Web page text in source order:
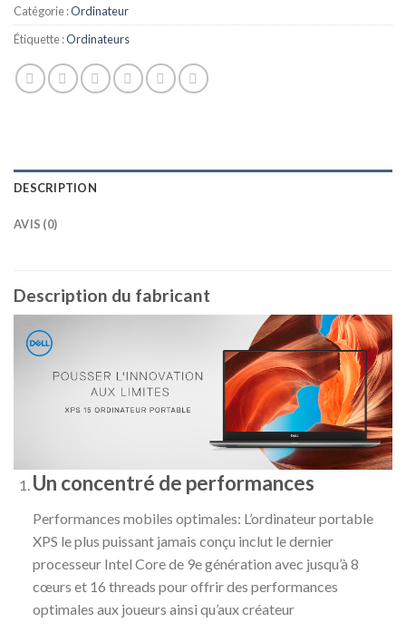
Catégorie :Ordinateur
Étiquette :Ordinateurs
DESCRIPTION
AVIS (0)
Description du fabricant
Un concentré de performances
Performances mobiles optimales: L’ordinateur portable
XPS le plus puissant jamais conçu inclut le dernier
processeur Intel Core de 9e génération avec jusqu’à 8
cœurs et 16 threads pour offrir des performances
optimales aux joueurs ainsi qu’aux créateur